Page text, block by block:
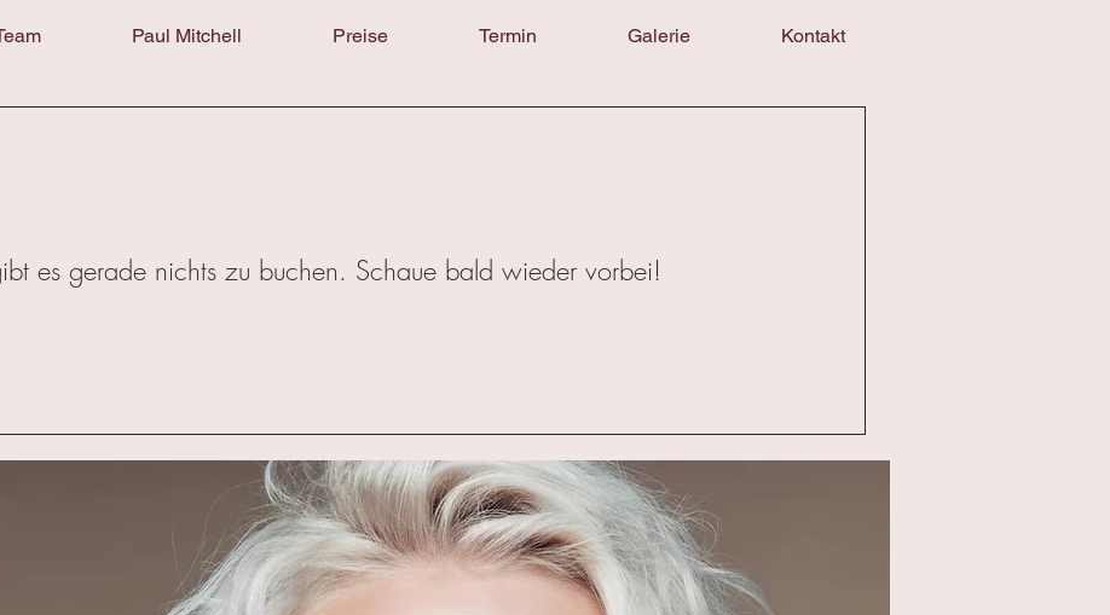
Paul Mitchell Preise Termin Galerie Kontakt
es gerade nichts zu buchen. Schaue bald wieder vorbei!